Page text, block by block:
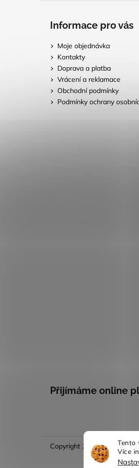
Tento
Více
Informace pro vás
Moje objednávka
Kontakty
Doprava a platba
Vrácení a reklamace
Obchodní podmínky
Podmínky ochrany
Přijímáme online
Copyright 2026Evina móda